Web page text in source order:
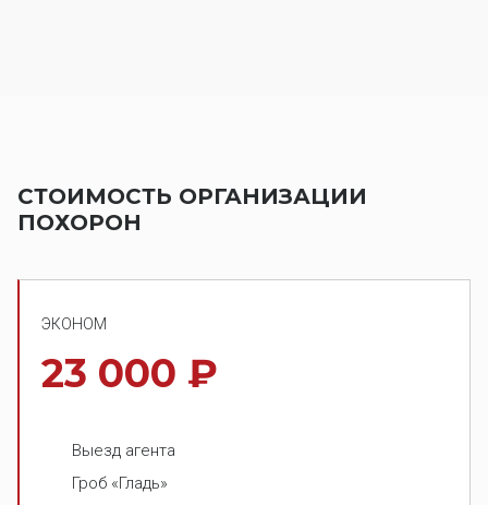
СТОИМОСТЬ ОРГАНИЗАЦИИ
ПОХОРОН
ЭКОНОМ
23 000 ₽
Выезд агента
Гроб «Гладь»